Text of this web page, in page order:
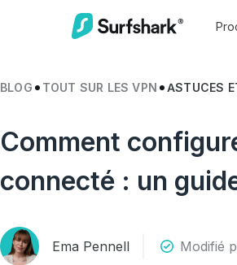
BLOG TOUT SUR LES VPN ASTUCES
Comment
connecté : un
Ema Pennell Modifié